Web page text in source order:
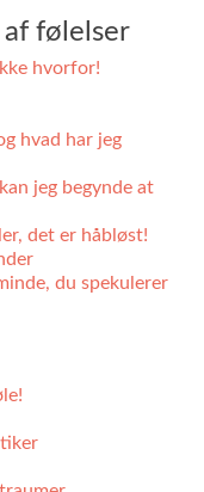
følelser
hvorfor!
hvad har jeg
jeg begynde at
det er håbløst!
du spekulerer